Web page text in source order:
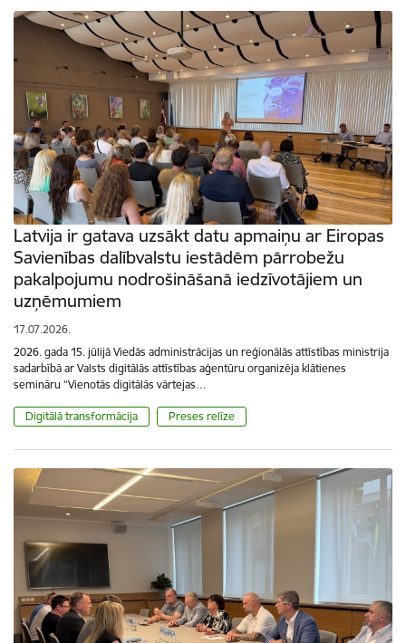
Latvija ir gatava uzsākt datu apmaiņu ar Eiropas
Savienības dalībvalstu iestādēm pārrobežu
pakalpojumu nodrošināšanā iedzīvotājiem un
uzņēmumiem
17.07.2026.
2026. gada 15. jūlijā Viedās administrācijas un reģionālās attīstības ministrija
sadarbībā ar Valsts digitālās attīstības aģentūru organizēja klātienes
semināru “Vienotās digitālās vārtejas…
Digitālā transformācija Preses relīze